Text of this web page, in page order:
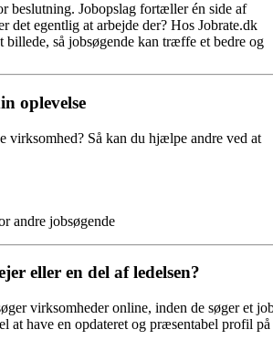
beslutning. Jobopslag fortæller én side af
det egentlig at arbejde der? Hos Jobrate.dk
billede, så jobsøgende kan træffe et bedre og
oplevelse
virksomhed? Så kan du hjælpe andre ved at
andre jobsøgende
eller en del af ledelsen?
virksomheder online, inden de søger et
at have en opdateret og præsentabel profil på